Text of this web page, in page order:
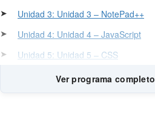
➤
Unidad 3: Unidad 3 – NotePad++
➤
Unidad 4: Unidad 4 – JavaScript
➤
Unidad 5: Unidad 5 – CSS
Ver programa completo